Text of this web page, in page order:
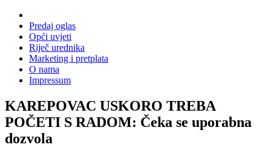
Predaj oglas
Opći uvjeti
Riječ urednika
Marketing i pretplata
O nama
Impressum
KAREPOVAC USKORO TREBA
POČETI S RADOM: Čeka se uporabna
dozvola